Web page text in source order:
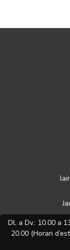
Dl. a Dv.: 10.00 a
20.00 (Horari